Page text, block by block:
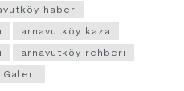
haber
arnavutköy kaza
arnavutköy rehberi